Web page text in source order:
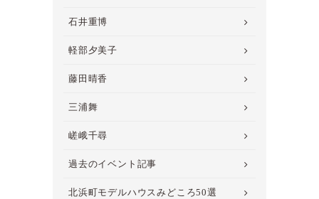
石井重博
軽部夕美子
藤田晴香
三浦舞
嵯峨千尋
過去のイベント記事
北浜町モデルハウスみどころ50選